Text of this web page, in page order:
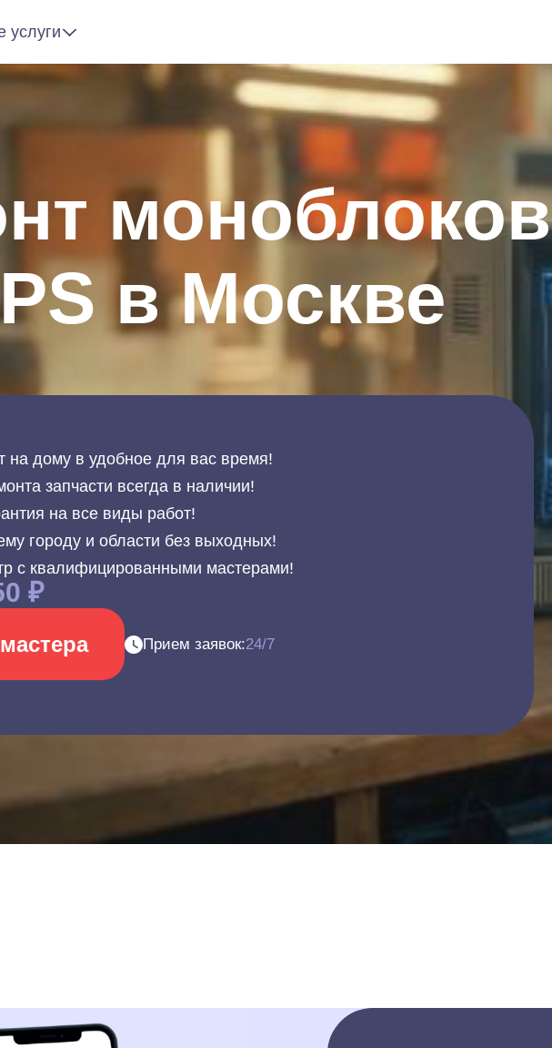
услуги
моноблоков
в Москве
на дому в удобное для вас время!
запчасти всегда в наличии!
на все виды работ!
городу и области без выходных!
с квалифицированными мастерами!
₽
Прием заявок:24/7